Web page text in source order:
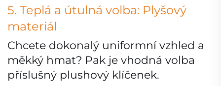
5. Teplá a útulná volba: Plyšový
materiál
Chcete dokonalý uniformní vzhled a
měkký hmat? Pak je vhodná volba
příslušný plushový klíčenek.